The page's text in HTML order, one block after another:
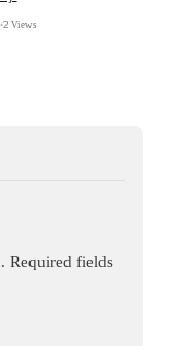
•2 Views
Required fields